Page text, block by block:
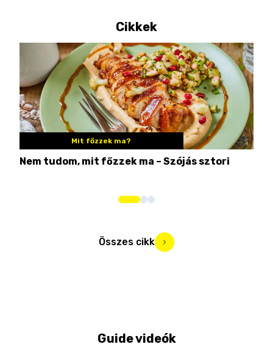
Cikkek
Mit főzzek ma?
Nem tudom, mit főzzek ma – Szójás sztori
Összes cikk
Guide videók